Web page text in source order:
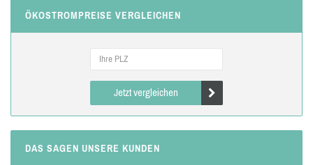
ÖKOSTROMPREISE VERGLEICHEN
Jetzt vergleichen
DAS SAGEN UNSERE KUNDEN